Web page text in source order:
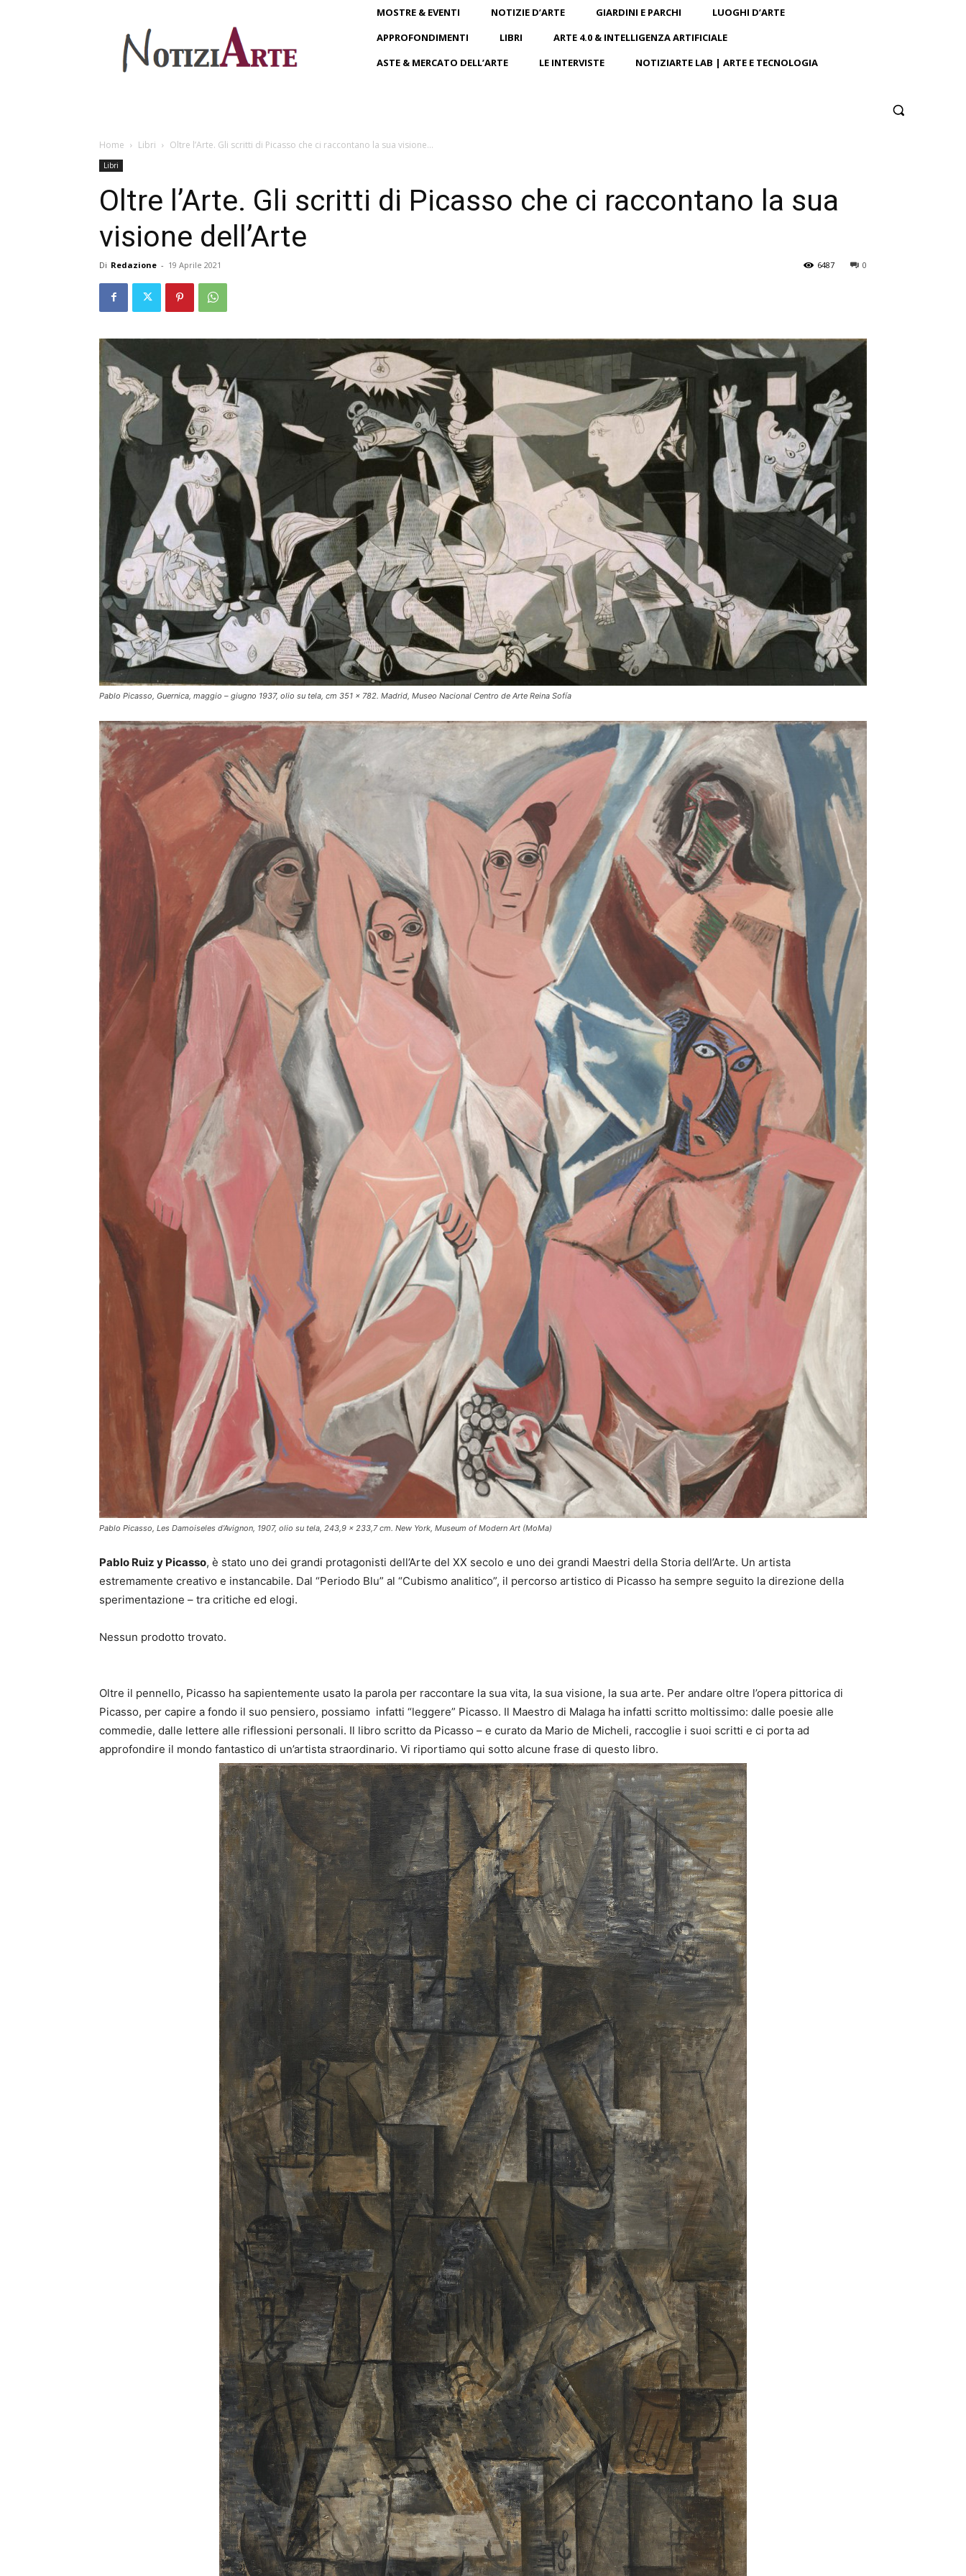
MOSTRE & EVENTI NOTIZIE D’ARTE GIARDINI E PARCHI
LUOGHI D’ARTE
APPROFONDIMENTI
LIBRI
ARTE 4.0 & INTELLIGENZA ARTIFICIALE
ASTE & MERCATO DELL’ARTE
LE INTERVISTE NOTIZIARTE LAB | ARTE E TECNOLOGIA
Home Libri Oltre l’Arte. Gli scritti di Picasso che ci raccontano la sua visione...
Libri
Oltre l’Arte. Gli scritti di Picasso che ci raccontano la sua
visione dell’Arte
Di Redazione - 19 Aprile 2021 0
6487
Pablo Picasso, Guernica, maggio – giugno 1937, olio su tela, cm 351 x 782. Madrid, Museo Nacional Centro de Arte Reina Sofía
Pablo Picasso, Les Damoiseles d’Avignon, 1907, olio su tela, 243,9 x 233,7 cm. New York, Museum of Modern Art (MoMa)
Pablo Ruiz y Picasso, è stato uno dei grandi protagonisti dell’Arte del XX secolo e uno dei grandi Maestri della Storia dell’Arte. Un artista
estremamente creativo e instancabile. Dal “Periodo Blu” al “Cubismo analitico”, il percorso artistico di Picasso ha sempre seguito la direzione della
sperimentazione – tra critiche ed elogi.
Nessun prodotto trovato.
Oltre il pennello, Picasso ha sapientemente usato la parola per raccontare la sua vita, la sua visione, la sua arte. Per andare oltre l’opera pittorica di
Picasso, per capire a fondo il suo pensiero, possiamo infatti “leggere” Picasso. Il Maestro di Malaga ha infatti scritto moltissimo: dalle poesie alle
commedie, dalle lettere alle riflessioni personali. Il libro scritto da Picasso – e curato da Mario de Micheli, raccoglie i suoi scritti e ci porta ad
approfondire il mondo fantastico di un’artista straordinario. Vi riportiamo qui sotto alcune frase di questo libro.